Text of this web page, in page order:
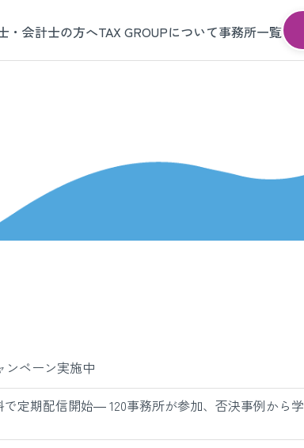
・会計士の方へTAX GROUPについて事務所一覧
ンペーン実施中
定期配信開始― 120事務所が参加、否決事例から学